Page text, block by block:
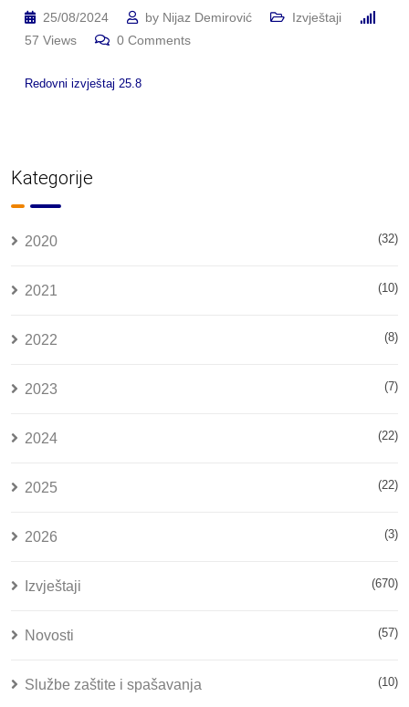
25/08/2024 by Nijaz Demirović
Izvještaji
57 Views 0 Comments
Redovni izvještaj 25.8
Kategorije
2020 (32)
2021 (10)
2022 (8)
2023 (7)
2024 (22)
2025 (22)
2026 (3)
Izvještaji (670)
Novosti (57)
Službe zaštite i spašavanja (10)